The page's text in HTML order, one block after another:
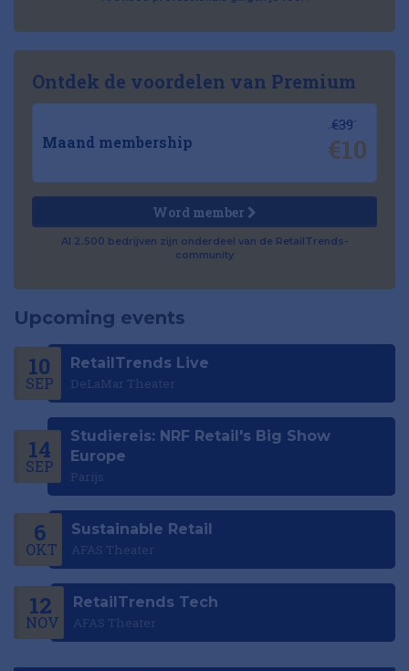
Ontdek de voordelen van Premium
Maand membership
€39
€10
Word member
Al 2.500 bedrijven zijn onderdeel van de RetailTrends-
community
Upcoming events
10
SEP
RetailTrends Live
DeLaMar Theater
14
SEP
Studiereis: NRF Retail's Big Show
Europe
Parijs
6
OKT
Sustainable Retail
AFAS Theater
12
NOV
RetailTrends Tech
AFAS Theater